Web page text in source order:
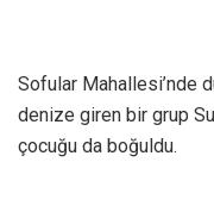
Sofular Mahallesi’nde
denize giren bir grup
çocuğu da boğuldu.